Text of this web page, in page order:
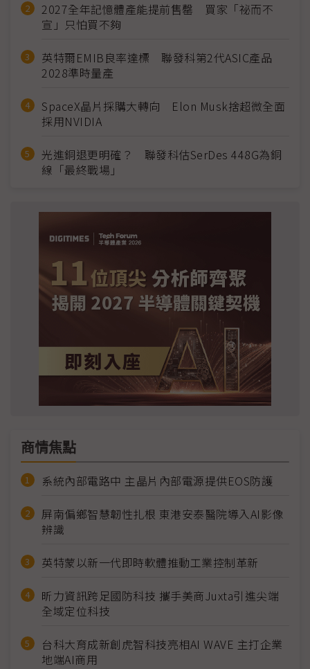
2027全年記憶體產能提前售罄 買家「祕而不
宣」只怕買不夠
英特爾EMIB良率達標 聯發科第2代ASIC產品
2028準時量產
SpaceX晶片採購大轉向 Elon Musk捨超微全面
採用NVIDIA
光進銅退更明確？ 聯發科估SerDes 448G為銅
線「最終戰場」
商情焦點
系統內部電路中 主晶片內部電源提供EOS防護
屏南偏鄉智慧韌性扎根 東港安泰醫院導入AI影像
辨識
英特蒙以新一代即時軟體推動工業控制革新
昕力資訊跨足國防科技 攜手美商Juxta引進尖端
全域定位科技
台科大育成新創虎智科技亮相AI WAVE 主打企業
地端AI商用